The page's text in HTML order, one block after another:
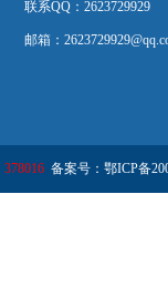
联系QQ：2623729929
邮箱：
378016 备案号：鄂ICP备